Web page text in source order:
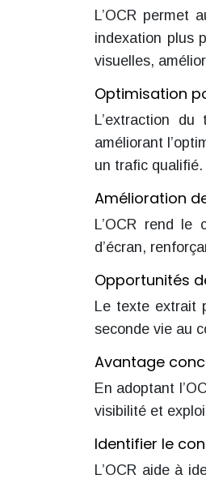
L’OCR permet
indexation plus
visuelles,
Optimisation
L’extraction
améliorant
un trafic qualifié.
Amélioration
L’OCR rend le
d’écran,
Opportunités
Le texte extrait
seconde vie au
Avantage
En adoptant
visibilité et
Identifier le
L’OCR aide à